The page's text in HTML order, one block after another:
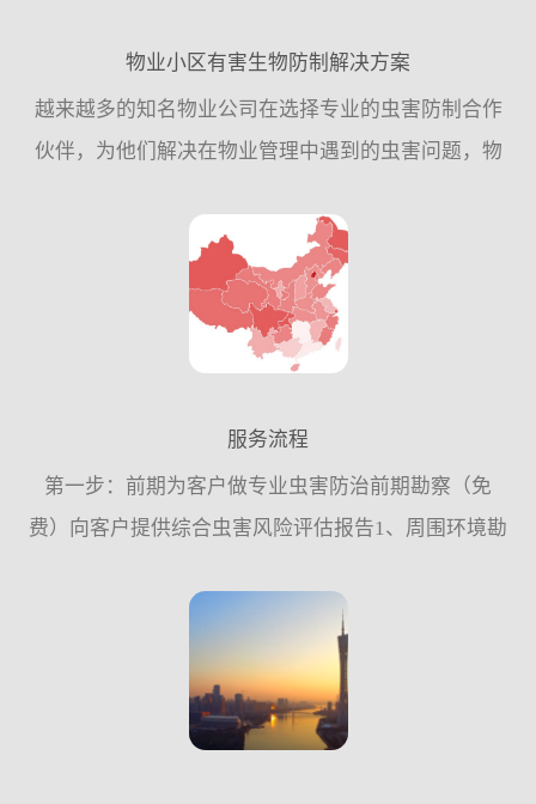
物业小区有害生物防制解决方案
越来越多的知名物业公司在选择专业的虫害防制合作
伙伴，为他们解决在物业管理中遇到的虫害问题，物
害防制企业的专业工作，这项投入为他们提高了工作
效率，节约了成本...
服务流程
第一步：前期为客户做专业虫害防治前期勘察（免
费）向客户提供综合虫害风险评估报告1、周围环境勘
的调查。4、虫害种类鉴别及密度监测。第二步：为客